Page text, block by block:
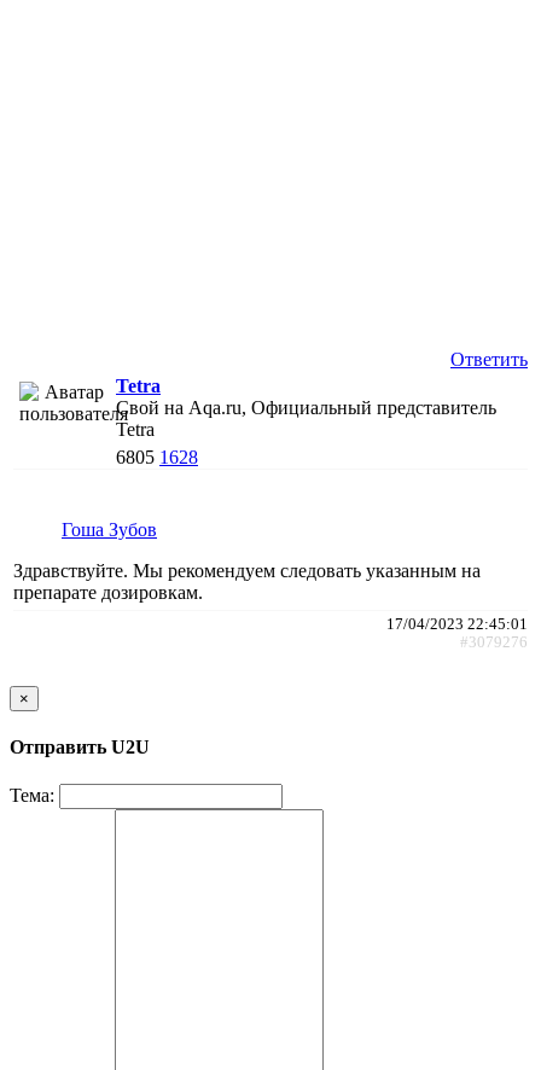
Ответить
Tetra
Свой на Aqa.ru, Официальный представитель
Tetra
6805 1628
Гоша Зубов
Здравствуйте. Мы рекомендуем следовать указанным на
препарате дозировкам.
17/04/2023 22:45:01
#3079276
×
Отправить U2U
Тема: